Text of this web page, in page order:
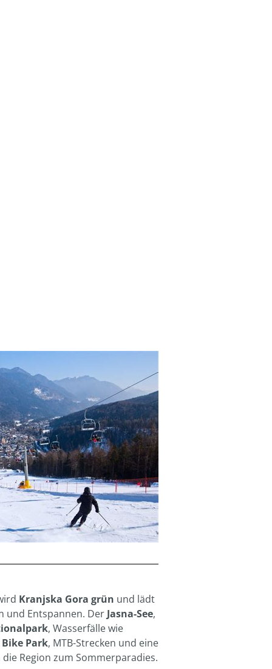
Kranjska Gora grün und lädt
und Entspannen. Der Jasna-See,
, Wasserfälle wie
Bike Park, MTB-Strecken und eine
die Region zum Sommerparadies.